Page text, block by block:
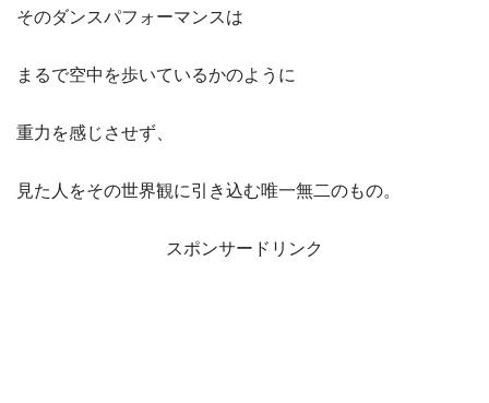
そのダンスパフォーマンスは
まるで空中を歩いているかのように
重力を感じさせず、
見た人をその世界観に引き込む唯一無二のもの。
スポンサードリンク